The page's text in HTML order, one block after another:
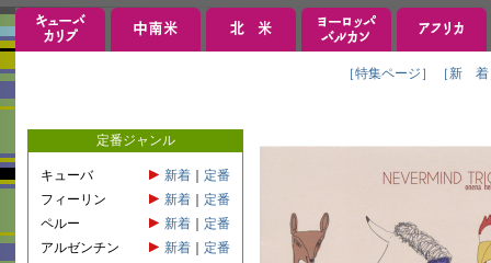
［特集ページ］ ［新 着
定番ジャンル
キューバ 新着
定番
フィーリン
新着
定番
ペルー
新着
定番
アルゼンチン
新着
定番